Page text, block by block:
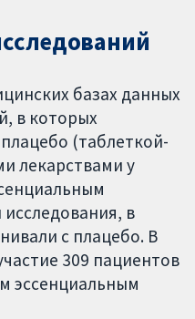
базах данных
в которых
(таблеткой-
лекарствами у
в
с плацебо. В
309 пациентов
эссенциальным